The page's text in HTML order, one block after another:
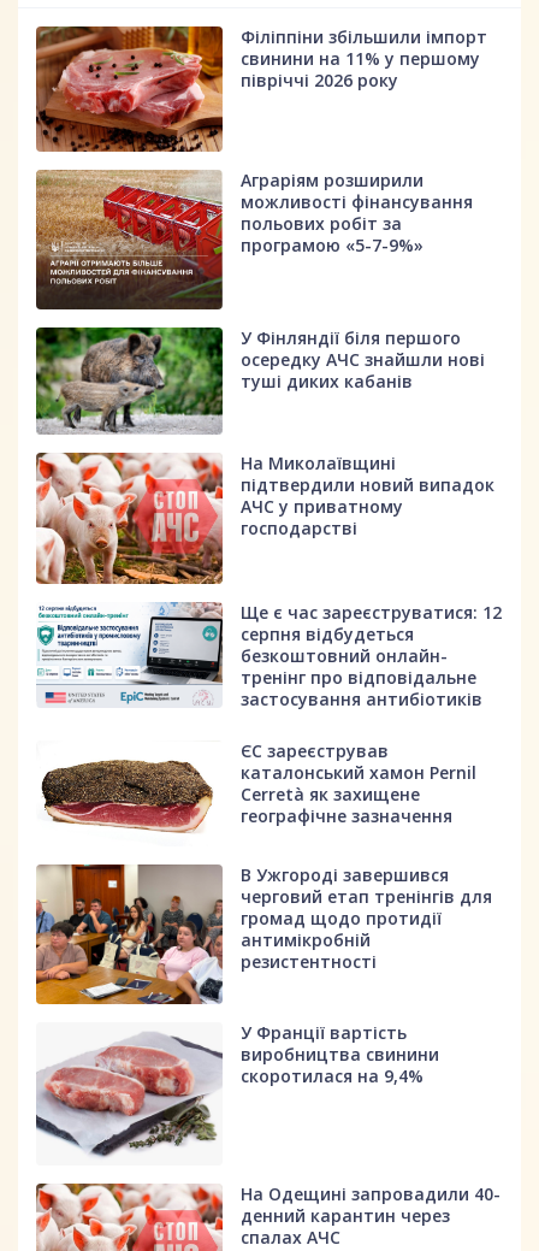
Філіппіни збільшили імпорт
свинини на 11% у першому
півріччі 2026 року
Аграріям розширили
можливості фінансування
польових робіт за
програмою «5-7-9%»
У Фінляндії біля першого
осередку АЧС знайшли нові
туші диких кабанів
На Миколаївщині
підтвердили новий випадок
АЧС у приватному
господарстві
Ще є час зареєструватися: 12
серпня відбудеться
безкоштовний онлайн-
тренінг про відповідальне
застосування антибіотиків
ЄС зареєстрував
каталонський хамон Pernil
Cerretà як захищене
географічне зазначення
В Ужгороді завершився
черговий етап тренінгів для
громад щодо протидії
антимікробній
резистентності
У Франції вартість
виробництва свинини
скоротилася на 9,4%
На Одещині запровадили 40-
денний карантин через
спалах АЧС